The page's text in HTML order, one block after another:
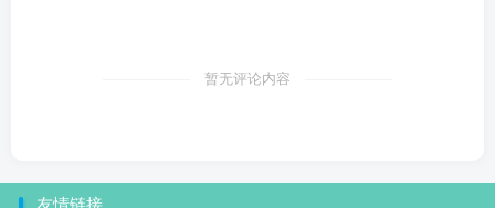
暂无评论内容